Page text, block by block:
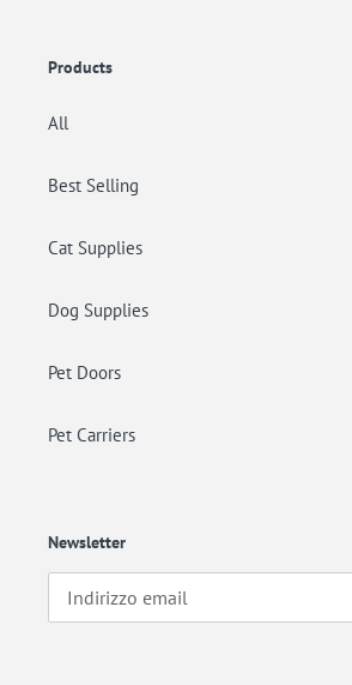
Products
All
Best Selling
Cat Supplies
Dog Supplies
Pet Doors
Pet Carriers
Newsletter